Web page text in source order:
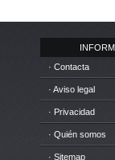
· Contacta
· Aviso legal
· Privacidad
· Quién somos
· Sitemap